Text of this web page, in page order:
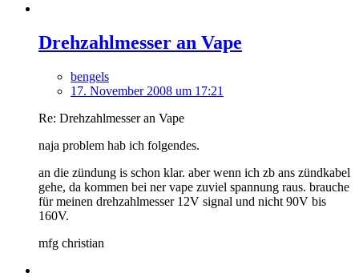
Drehzahlmesser an Vape
bengels
17. November 2008 um 17:21
Re: Drehzahlmesser an Vape
naja problem hab ich folgendes.
an die zündung is schon klar. aber wenn ich zb ans zündkabel
gehe, da kommen bei ner vape zuviel spannung raus. brauche
für meinen drehzahlmesser 12V signal und nicht 90V bis
160V.
mfg christian